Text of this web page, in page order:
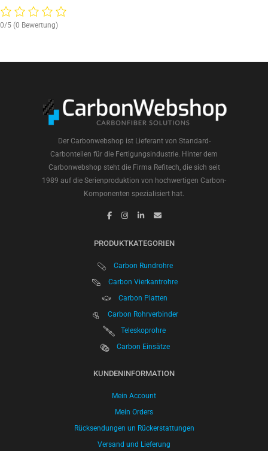
0/5 (0 Bewertung)
Der Carbonwebshop ist Lieferant von Standard-
Carbonteilen für die Fertigungsindustrie. Hinter dem
Carbonwebshop steht die Firma Refitech, die sich seit
1989 auf die Serienproduktion von hochwertigen Carbon-
Komponenten spezialisiert hat.
PRODUKTKATEGORIEN
Carbon Rundrohre
Carbon Vierkantrohre
Carbon Platten
Carbon Rohrverbinder
Teleskoprohre
Carbon Einsätze
KUNDENINFORMATION
Mein Account
Mein Orders
Rücksendungen un Rückerstattungen
Versand und Lieferung